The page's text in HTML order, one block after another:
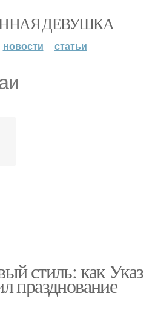
ДЕВУШКА
новости статьи
стиль: как Указ
празднование